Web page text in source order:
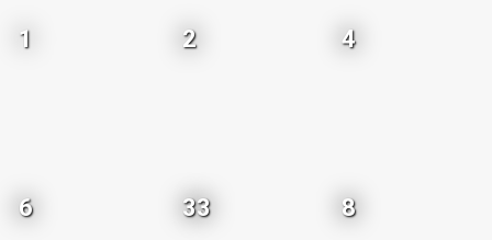
1 2 4
6 33 8